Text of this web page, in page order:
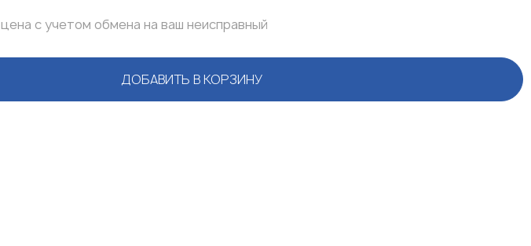
цена с учетом обмена на ваш неисправный
ДОБАВИТЬ В КОРЗИНУ